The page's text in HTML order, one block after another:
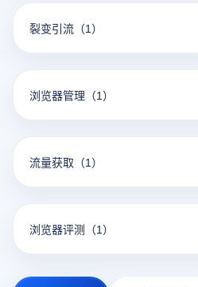
裂变引流 （1）
浏览器管理 （1）
流量获取 （1）
浏览器评测 （1）